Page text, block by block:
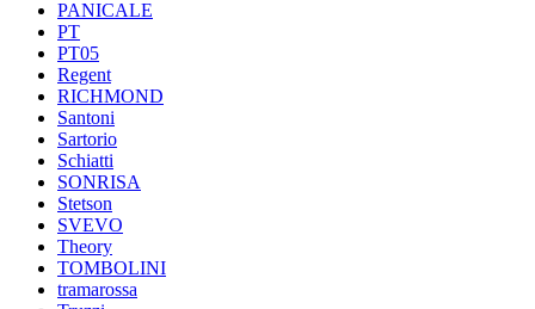
PANICALE
PT
PT05
Regent
RICHMOND
Santoni
Sartorio
Schiatti
SONRISA
Stetson
SVEVO
Theory
TOMBOLINI
tramarossa